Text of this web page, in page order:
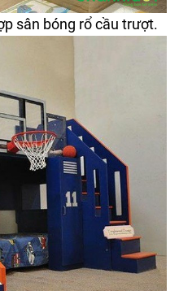
sân bóng rổ cầu trượt.